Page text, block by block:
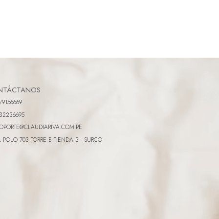
POLO 703 TORRE B TIENDA 3 - SURCO